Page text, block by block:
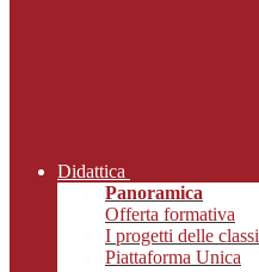
Didattica
Panoramica
Offerta formativa
I progetti delle classi
Piattaforma Unica